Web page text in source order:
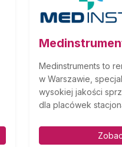
Medinstruments to
w Warszawie,
wysokiej jakości
dla placówek